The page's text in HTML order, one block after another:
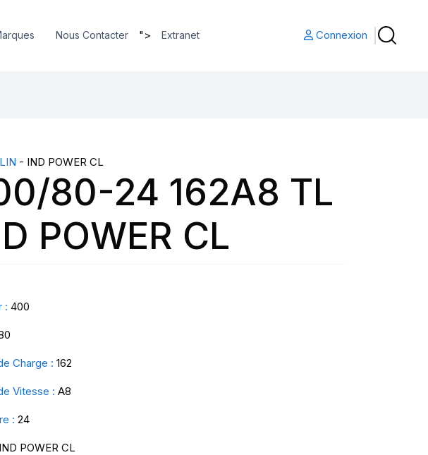
Nous Contacter "> Extranet Connexion
- IND POWER CL
80-24 162A8 TL
POWER CL
: 400
Charge : 162
Vitesse : A8
: 24
IND POWER CL